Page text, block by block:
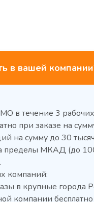
TM2-G
Артикул
в вашей
в течение 3
при заказе на
на сумму до 30
пределы МКАД (до
компаний:
в крупные города
компании